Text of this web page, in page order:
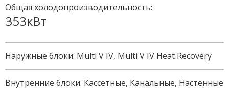
Общая холодопроизводительность:
353кВт
Наружные блоки: Multi V IV, Multi V IV Heat Recovery
Внутренние блоки: Кассетные, Канальные, Настенные